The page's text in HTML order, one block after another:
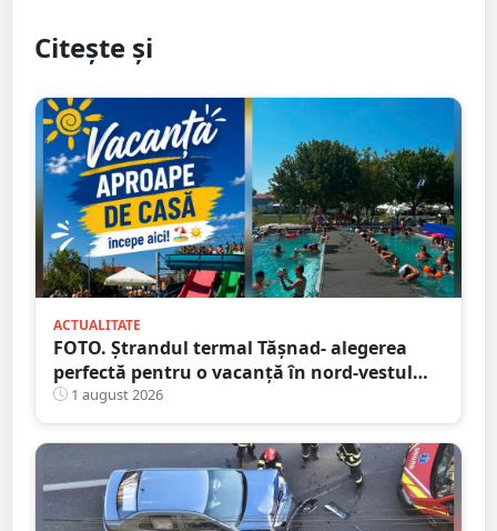
Citește și
ACTUALITATE
FOTO. Ștrandul termal Tășnad- alegerea
perfectă pentru o vacanță în nord-vestul
României
1 august 2026